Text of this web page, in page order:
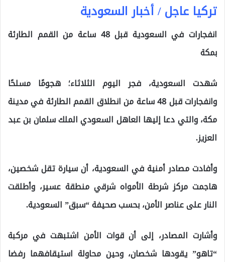
تركيا عاجل / أخبار السعودية
انفجارات في السعودية قبل 48 ساعة من القمم الطارئة
بمكة
شهدت السعودية، فجر اليوم الثلاثاء؛ هجومًا مسلحًا
وانفجارات قبل 48 ساعة من انطلاق القمم الطارئة في مدينة
مكة، والتي دعا إليها العاهل السعودي الملك سلمان بن عبد
العزيز.
وأفادت مصادر أمنية في السعودية، أن سيارة تقل شخصين،
هاجمت مركز شرطة الأمواه شرقي منطقة عسير، وأطلقت
النار على عناصر الأمن، بحسب صحيفة “سبق” السعودية.
وأشارت المصادر، إلى أن قوات الأمن اشتبهت في مركبة
“تاهو” يقودها شخصان، وحين محاولة استيقافهما رفضا